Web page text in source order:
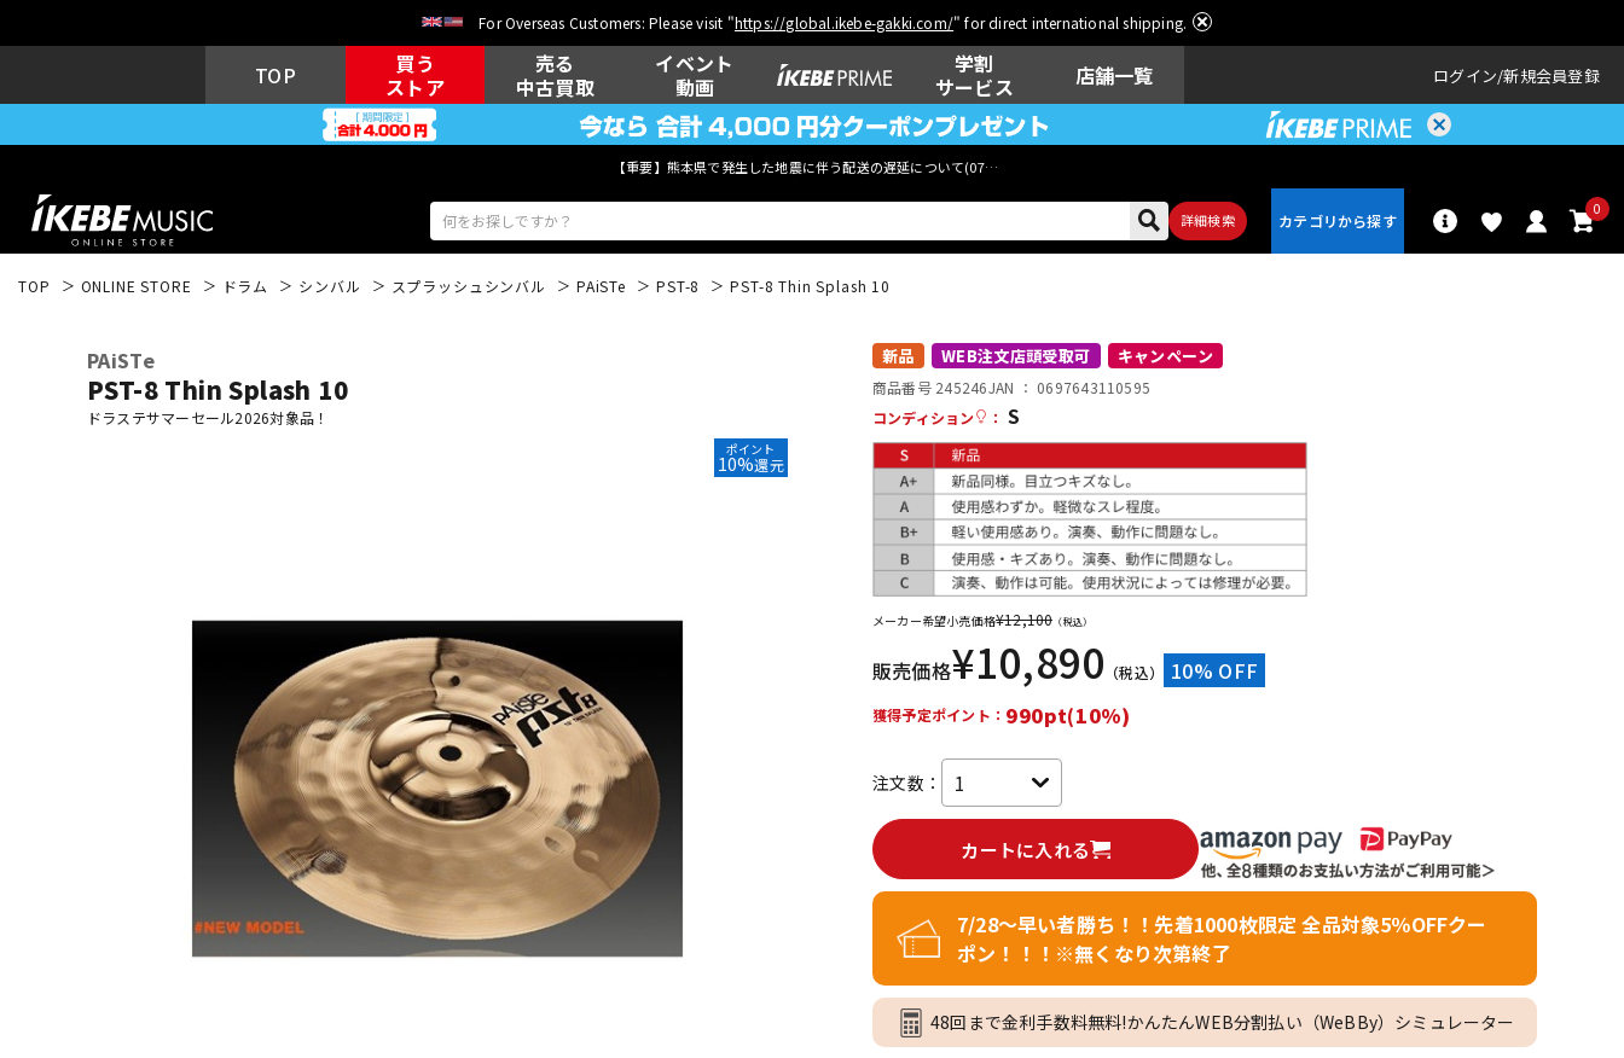
For Overseas Customers: Please visit "https://global.ikebe-gakki.com/" for direct international shipping.
TOP
買う
ストア
売る
中古買取
イベント
動画
学割
サービス
店舗一覧 ログイン 新規会員登録
【重要】熊本県で発生した地震に伴う配送の遅延について(07月29日
詳細検索
0
ウクレレ ドラム
管楽器 その他楽器
レコーディン
グ機器
配信/ライブ
機器
ヴィンテージ
TOP ONLINE STORE ドラム シンバル スプラッシュシンバル PAiSTe PST-8 PST-8 Thin Splash 10
PAiSTe
PST-8 Thin Splash 10
ドラステサマーセール2026対象品！
ポイント
10%還元
新品 WEB注文店頭受取可 キャンペーン
商品番号 245246JAN ： 0697643110595
コンディション
： S
メーカー希望小売価格¥12,100 （税込）
販売価格¥10,890 （税込） 10% OFF
獲得予定ポイント： 990pt(10%)
注文数：
カートに入れる
7/28～早い者勝ち！！先着1000枚限定 全品対象5％OFFクー
ポン！！！※無くなり次第終了
48回まで金利手数料無料!かんたんWEB分割払い（WeBBy）シミュレーター